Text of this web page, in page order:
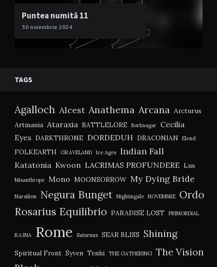
Puntea numită 11
30 noiembrie 2024
TAGS
Agalloch Alcest Anathema Arcana Arcturus
Artmania Ataraxia BATTLELORE Borknagar
Cecilia
Eyes DARKTHRONE DORDEDUH DRACONIAN Elend
FOLKEARTH GRAVELAND Ice Ages Indian Fall
Katatonia Kwoon LACRIMAS PROFUNDERE Lus
Misanthrope Mono MOONSORROW My Dying Bride
Narsilion Negura Bunget Nightingale NOVEMBRE
Ordo
Rosarius Equilibrio PARADISE LOST PRIMORDIAL
RAJNA Rome Saturnus SEAR BLISS Shining
Spiritual Front Syven Tenhi THE GATHERING The Vision